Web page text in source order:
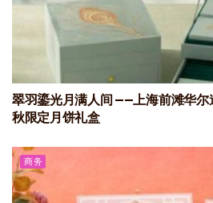
翠羽鎏光月满人间 ——上海前滩华
秋限定月饼礼盒
商务